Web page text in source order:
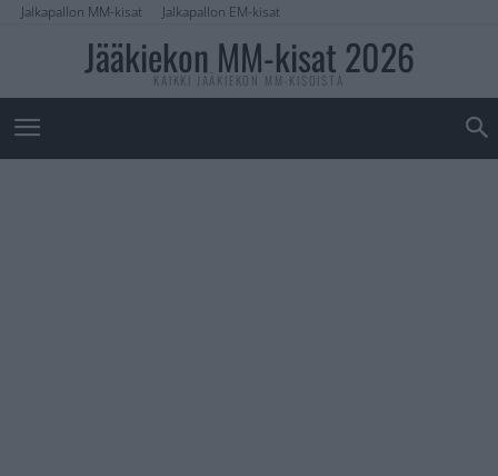
Jalkapallon MM-kisat Jalkapallon EM-kisat
Jääkiekon MM-kisat 2026
KAIKKI JÄÄKIEKON MM-KISOISTA